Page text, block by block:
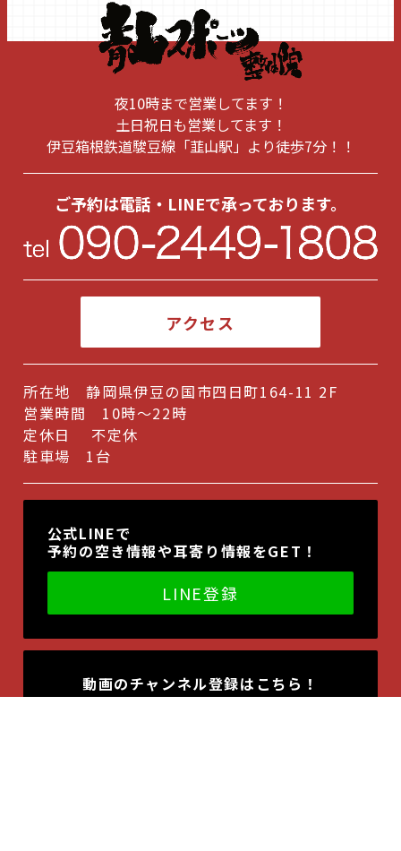
夜10時まで営業してます！
土日祝日も営業してます！
伊豆箱根鉄道駿豆線「韮山駅」より徒歩7分！！
ご予約は電話・LINEで承っております。
アクセス
所在地 静岡県伊豆の国市四日町164-11 2F
営業時間 10時～22時
定休日 不定休
駐車場 1台
公式LINEで
予約の空き情報や耳寄り情報をGET！
LINE登録
動画のチャンネル登録はこちら！